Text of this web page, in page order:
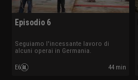
Episodio 6
Seguiamo l'incessante lavoro di
alcuni operai in Germania.
E6 44 min